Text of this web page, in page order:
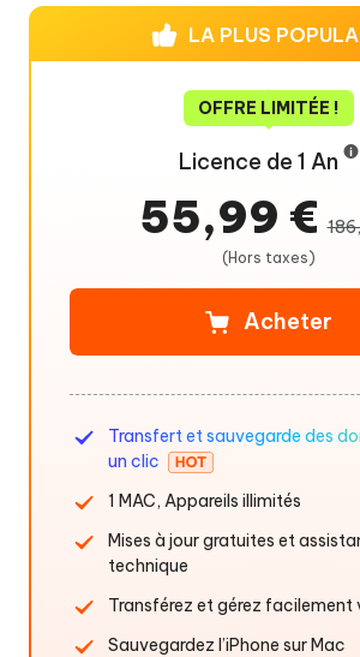
LA PLUS
OFFRE LIMITÉE !
Licence de 1 An
55,99 €
(Hors taxes)
Acheter
Transfert et sauvegarde des
un clic
1 MAC, Appareils illimités
Mises à jour gratuites et
technique
Transférez et gérez facilement
Sauvegardez l’iPhone sur Mac